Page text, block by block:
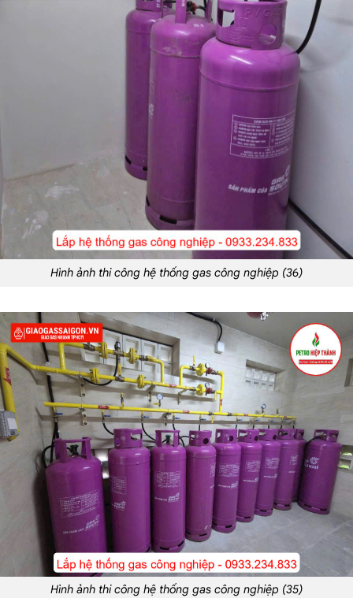
Hình ảnh thi công hệ thống gas công nghiệp (36)
Hình ảnh thi công hệ thống gas công nghiệp (35)